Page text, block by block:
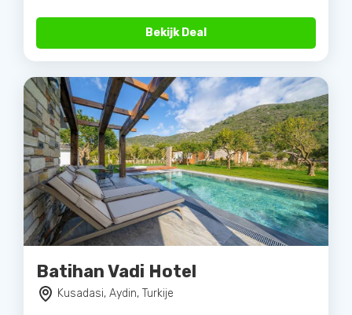
Bekijk Deal
Batihan Vadi Hotel
Kusadasi, Aydin, Turkije